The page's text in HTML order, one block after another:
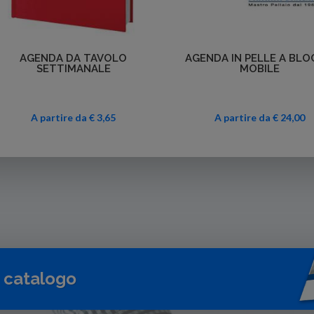
Dettagli
AGENDA IN PELLE A BLOCCO
MOBILE
A partire da € 24,00
Dettagli
AGENDA SETTIMANALE
TAVOLO ITALY
Da€ 3,31
catalogo